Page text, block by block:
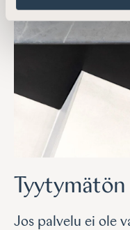
Tyytymätön
Jos palvelu ei ole